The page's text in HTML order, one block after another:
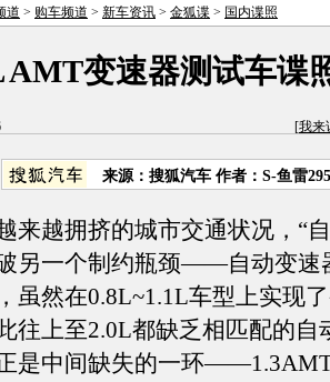
道 > 购车频道 > 新车资讯 > 金狐谍 > 国内谍照
AMT变速器测试车谍
[我来
来源：搜狐汽车 作者：S-鱼雷
越拥挤的城市交通状况，“自
另一个制约瓶颈——自动变速
虽然在0.8L~1.1L车型上实现
往上至2.0L都缺乏相匹配的自
是中间缺失的一环